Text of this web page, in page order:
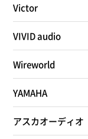
Victor
VIVID audio
Wireworld
YAMAHA
アスカオーディオ